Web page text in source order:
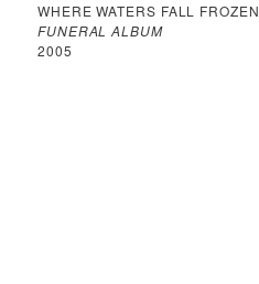
WHERE WATERS FALL FROZEN
FUNERAL ALBUM
2005